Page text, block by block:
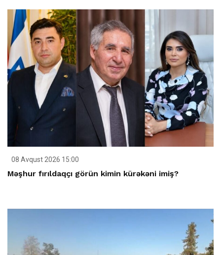
08 Avqust 2026 15:00
Məşhur fırıldaqçı görün kimin kürəkəni imiş?